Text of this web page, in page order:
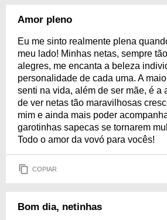
Amor pleno
Eu me sinto realmente plena
meu lado! Minhas netas, sempre
alegres, me encanta a beleza
personalidade de cada uma. A
senti na vida, além de ser mãe, é a
de ver netas tão maravilhosas
mim e ainda mais poder
garotinhas sapecas se tornarem
Todo o amor da vovó para vocês!
COPIAR
Bom dia, netinhas